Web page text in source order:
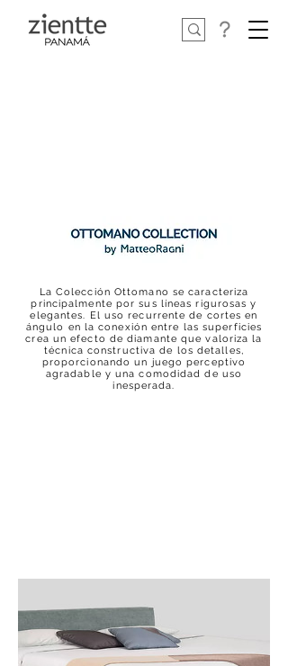
La Colección Ottomano se caracteriza
principalmente por sus líneas rigurosas y
elegantes. El uso recurrente de cortes en
ángulo en la conexión entre las superficies
crea un efecto de diamante que valoriza la
técnica constructiva de los detalles,
proporcionando un juego perceptivo
agradable y una comodidad de uso
inesperada.